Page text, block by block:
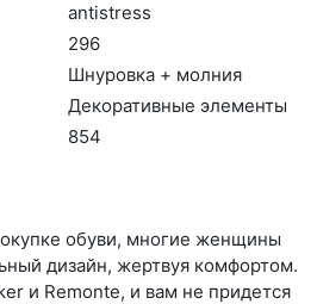
an­tist­ress
296
Шну­ров­ка + мол­ния
Де­кора­тив­ные эле­мен­ты
854
обуви, многие женщины
дизайн, жертвуя комфортом.
и Remonte, и вам не придется